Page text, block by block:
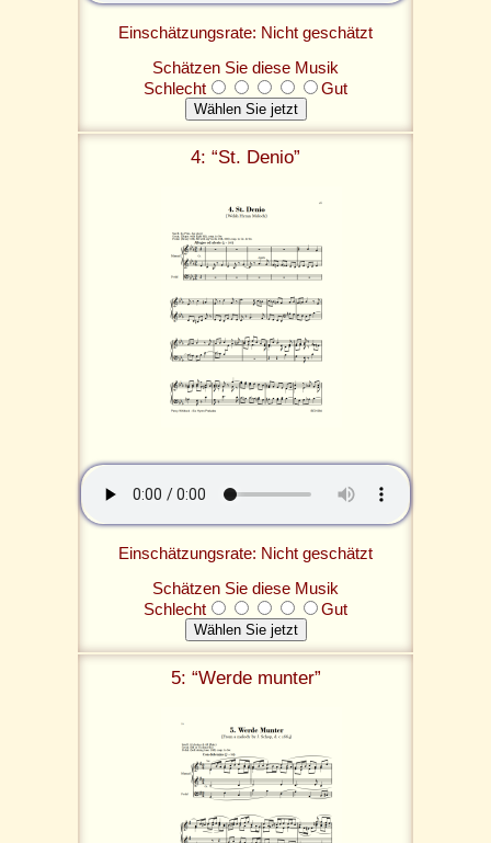
Einschätzungsrate: Nicht geschätzt
Schätzen Sie diese Musik
Schlecht
Gut
4: “St. Denio”
Einschätzungsrate: Nicht geschätzt
Schätzen Sie diese Musik
Schlecht
Gut
5: “Werde munter”